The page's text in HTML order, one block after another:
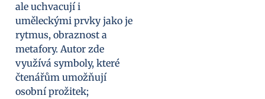
ale uchvacují i
uměleckými prvky jako je
rytmus, obraznost a
metafory. Autor zde
využívá symboly, které
čtenářům umožňují
osobní prožitek;